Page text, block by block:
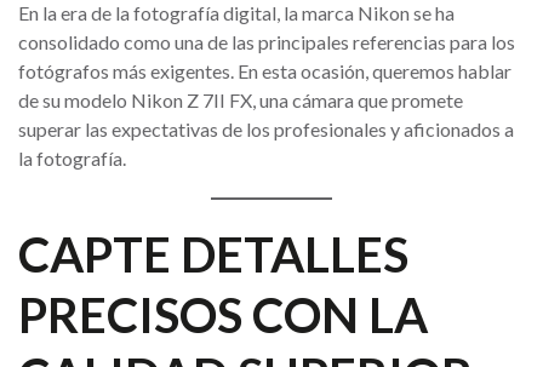
En la era de la fotografía digital, la marca Nikon se ha
consolidado como una de las principales referencias para los
fotógrafos más exigentes. En esta ocasión, queremos hablar
de su modelo Nikon Z 7II FX, una cámara que promete
superar las expectativas de los profesionales y aficionados a
la fotografía.
CAPTE DETALLES
PRECISOS CON LA